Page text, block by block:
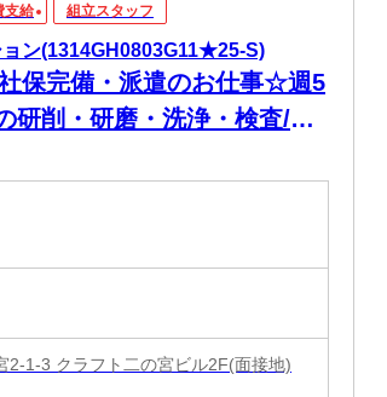
支給 組立スタッフ
ン(1314GH0803G11★25-S)
保完備・派遣のお仕事☆週5
研削・研磨・洗浄・検査/日
2-1-3 クラフト二の宮ビル2F(面接地)